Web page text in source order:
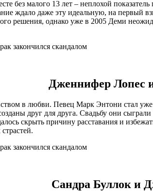
без малого 13 лет – неплохой
ждало даже эту идеальную, на первый
решения, однако уже в 2005 Деми
Дженнифер Лопес
в любви. Певец Марк Энтони стал
друг для друга. Свадьбу они
скрыть причину расставания и
Сандра Буллок и